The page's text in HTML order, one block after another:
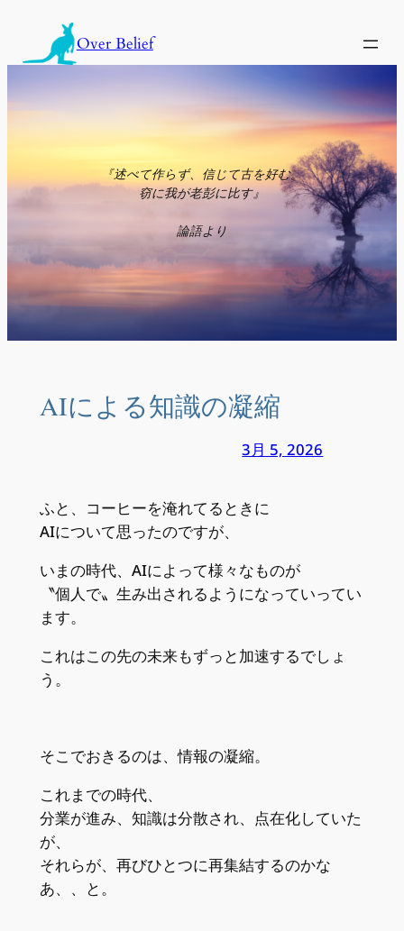
を
ス
キ
ッ
Over Belief
『述べて作らず、信じて古を好む。
窃に我が老彭に比す』
論語より
AIによる知識の凝縮
3月 5, 2026
ふと、コーヒーを淹れてるときに
AIについて思ったのですが、
いまの時代、AIによって様々なものが
〝個人で〟生み出されるようになっていってい
ます。
これはこの先の未来もずっと加速するでしょ
う。
そこでおきるのは、情報の凝縮。
これまでの時代、
分業が進み、知識は分散され、点在化していた
が、
それらが、再びひとつに再集結するのかな
あ、、と。